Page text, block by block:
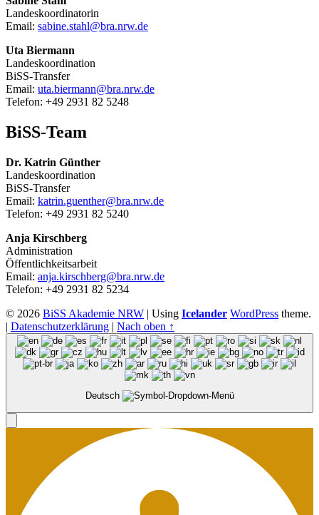
Landeskoordinatorin
Email: sabine.stahl@bra.nrw.de
Uta Biermann
Landeskoordination
BiSS-Transfer
Email: uta.biermann@bra.nrw.de
Telefon: +49 2931 82 5248
BiSS-Team
Dr. Katrin Günther
Landeskoordination
BiSS-Transfer
Email: katrin.guenther@bra.nrw.de
Telefon: +49 2931 82 5240
Anja Kirschberg
Administration
Öffentlichkeitsarbeit
Email: anja.kirschberg@bra.nrw.de
Telefon: +49 2931 82 5234
© 2026 BiSS Akademie NRW | Using Icelander WordPress theme.
| Datenschutzerklärung | Nach oben ↑
Deutsch